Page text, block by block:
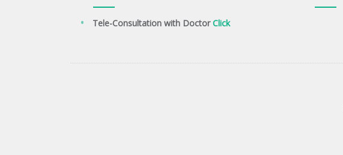
Tele-Consultation with DoctorClick